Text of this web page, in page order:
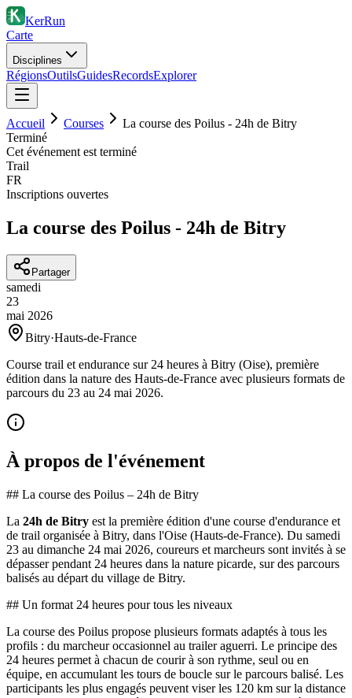
KerRun
Carte
Disciplines
RégionsOutilsGuidesRecordsExplorer
Accueil Courses
La course des Poilus - 24h de Bitry
Terminé
Cet événement est terminé
Trail
FR
Inscriptions ouvertes
La course des Poilus - 24h de Bitry
Partager
samedi
23
mai 2026
Bitry·Hauts-de-France
Course trail et endurance sur 24 heures à Bitry (Oise), première
édition dans la nature des Hauts-de-France avec plusieurs formats de
parcours du 23 au 24 mai 2026.
À propos de l'événement
## La course des Poilus – 24h de Bitry
La 24h de Bitry est la première édition d'une course d'endurance et
de trail organisée à Bitry, dans l'Oise (Hauts-de-France). Du samedi
23 au dimanche 24 mai 2026, coureurs et marcheurs sont invités à se
dépasser pendant 24 heures dans la nature picarde, sur des parcours
balisés au départ du village de Bitry.
## Un format 24 heures pour tous les niveaux
La course des Poilus propose plusieurs formats adaptés à tous les
profils : du marcheur occasionnel au trailer aguerri. Le principe des
24 heures permet à chacun de courir à son rythme, seul ou en
équipe, en accumulant les tours de boucle sur le parcours balisé. Les
participants les plus engagés peuvent viser les 120 km sur la distance